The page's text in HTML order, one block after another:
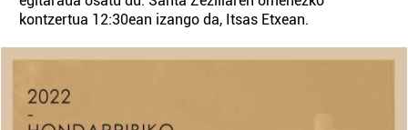
kontzertua 12:30ean izango da, Itsas Etxean.